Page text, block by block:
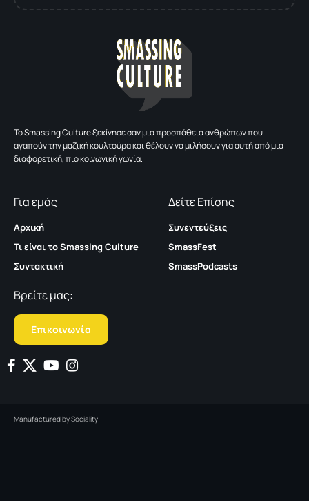
To Smassing Culture ξεκίνησε σαν μια προσπάθεια ανθρώπων που
αγαπούν την μαζική κουλτούρα και θέλουν να μιλήσουν για αυτή από μια
διαφορετική, πιο κοινωνική γωνία.
Για εμάς
Αρχική
Τι είναι το Smassing Culture
Συντακτική
Δείτε Επίσης
Συνεντεύξεις
SmassFest
SmassPodcasts
Βρείτε μας:
Επικοινωνία
Manufactured bySociality